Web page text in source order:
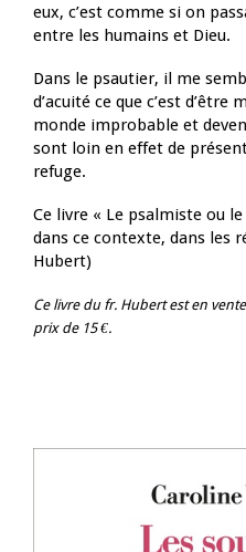
eux, c’est comme si on
entre les humains et Dieu.
Dans le psautier, il me
d’acuité ce que c’est
monde improbable et
sont loin en effet de
refuge.
Ce livre « Le psalmiste ou
dans ce contexte, dans les
Hubert)
Ce livre du fr. Hubert est en
prix de 15 €.